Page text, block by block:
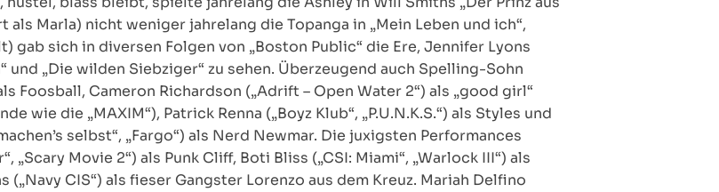
Marla) nicht weniger jahrelang die Topanga in „Mein Leben und ich“,
gab sich in diversen Folgen von „Boston Public“ die Ere, Jennifer Lyons
„Die wilden Siebziger“ zu sehen. Überzeugend auch Spelling-Sohn
Foosball, Cameron Richardson („Adrift – Open Water 2“) als „good girl“
wie die „MAXIM“), Patrick Renna („Boyz Klub“, „P.U.N.K.S.“) als Styles und
selbst“, „Fargo“) als Nerd Newmar. Die juxigsten Performances
„Scary Movie 2“) als Punk Cliff, Boti Bliss („CSI: Miami“, „Warlock III“) als
CIS“) als fieser Gangster Lorenzo aus dem Kreuz. Mariah Delfino